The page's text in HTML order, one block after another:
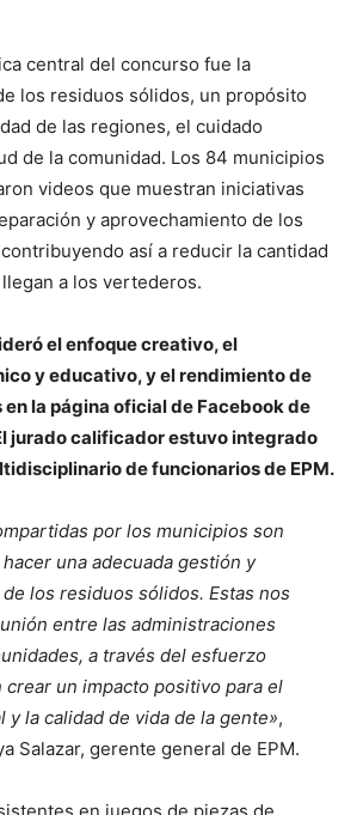
central del concurso fue la
los residuos sólidos, un propósito
de las regiones, el cuidado
de la comunidad. Los 84 municipios
videos que muestran iniciativas
y aprovechamiento de los
así a reducir la cantidad
a los vertederos.
el enfoque creativo, el
y educativo, y el rendimiento de
la página oficial de Facebook de
jurado calificador estuvo integrado
de funcionarios de EPM.
por los municipios son
una adecuada gestión y
los residuos sólidos. Estas nos
entre las administraciones
a través del esfuerzo
un impacto positivo para el
y la calidad de vida de la gente»,
Salazar, gerente general de EPM.